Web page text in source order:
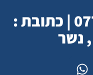
טלפון : 077-2085240 | כתובת :